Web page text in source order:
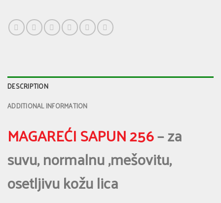
DESCRIPTION
ADDITIONAL INFORMATION
MAGAREĆI SAPUN 256– za
suvu, normalnu ,mešovitu,
osetljivu kožu lica